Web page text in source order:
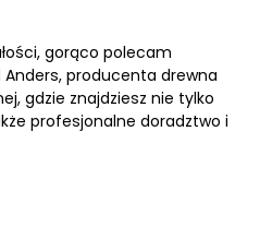
gorąco polecam
producenta drewna
gdzie znajdziesz nie tylko
profesjonalne doradztwo i